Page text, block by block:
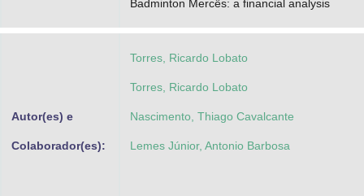
Badminton Mercês: a financial analysis
Autor(es) e
Colaborador(es):
Torres, Ricardo Lobato
Torres, Ricardo Lobato
Nascimento, Thiago Cavalcante
Lemes Júnior, Antonio Barbosa